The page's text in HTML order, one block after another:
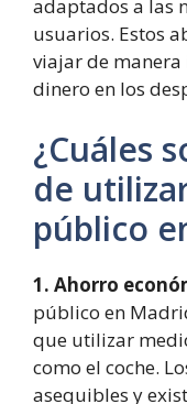
adaptados a las
usuarios. Estos
viajar de
dinero en los
¿Cuáles
de
público
1. Ahorro
público en
que utilizar
como el coche.
asequibles y